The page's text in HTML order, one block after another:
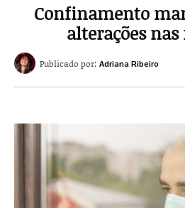
Confinamento
alterações
Publicado por: Adriana Ribeiro